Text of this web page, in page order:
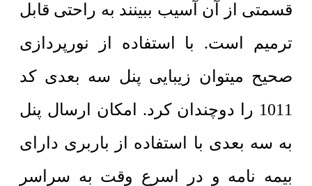
قسمتی از آن آسیب ببینند به راحتی قابل
ترمیم است. با استفاده از نورپردازی
صحیح میتوان زیبایی پنل سه بعدی کد
1011 را دوچندان کرد. امکان ارسال پنل
به سه بعدی با استفاده از باربری دارای
بیمه نامه و در اسرع وقت به سراسر